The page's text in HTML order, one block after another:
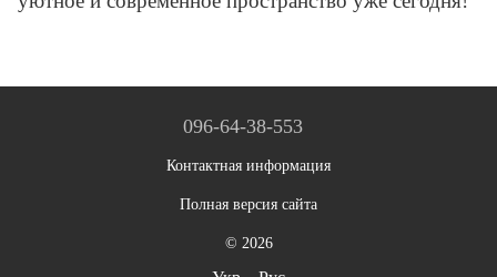
096-64-38-553
Контактная информация
Полная версия сайта
© 2026